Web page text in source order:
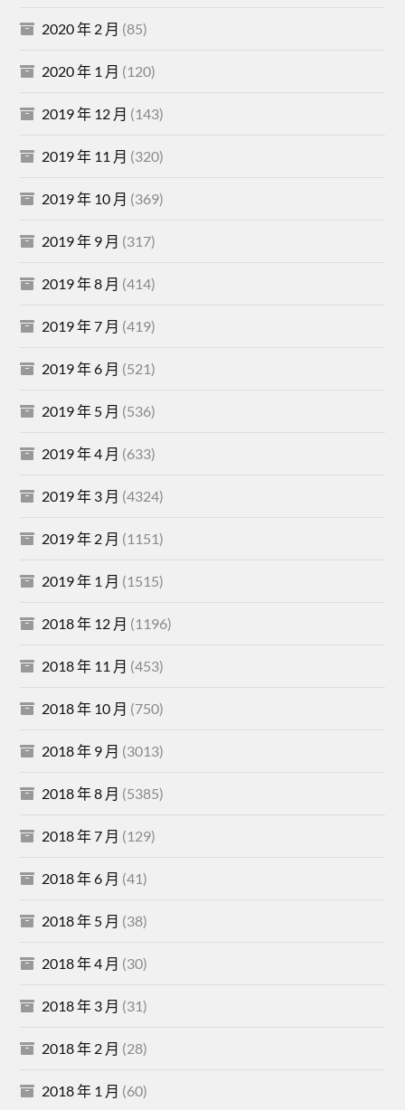
2020 年 2 月 (85)
2020 年 1 月 (120)
2019 年 12 月 (143)
2019 年 11 月 (320)
2019 年 10 月 (369)
2019 年 9 月 (317)
2019 年 8 月 (414)
2019 年 7 月 (419)
2019 年 6 月 (521)
2019 年 5 月 (536)
2019 年 4 月 (633)
2019 年 3 月 (4324)
2019 年 2 月 (1151)
2019 年 1 月 (1515)
2018 年 12 月 (1196)
2018 年 11 月 (453)
2018 年 10 月 (750)
2018 年 9 月 (3013)
2018 年 8 月 (5385)
2018 年 7 月 (129)
2018 年 6 月 (41)
2018 年 5 月 (38)
2018 年 4 月 (30)
2018 年 3 月 (31)
2018 年 2 月 (28)
2018 年 1 月 (60)